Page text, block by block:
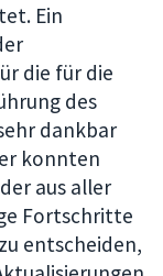
Ein
die für die
des
dankbar
konnten
aus aller
Fortschritte
entscheiden,